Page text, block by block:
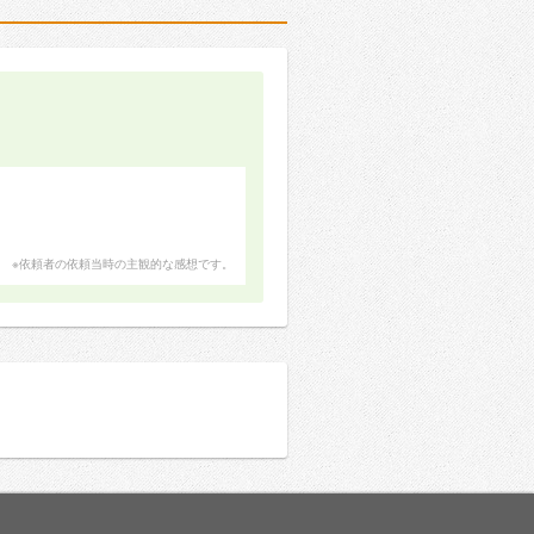
※依頼者の依頼当時の主観的な感想です。